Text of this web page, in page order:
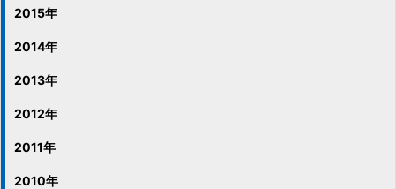
2015年
2014年
2013年
2012年
2011年
2010年